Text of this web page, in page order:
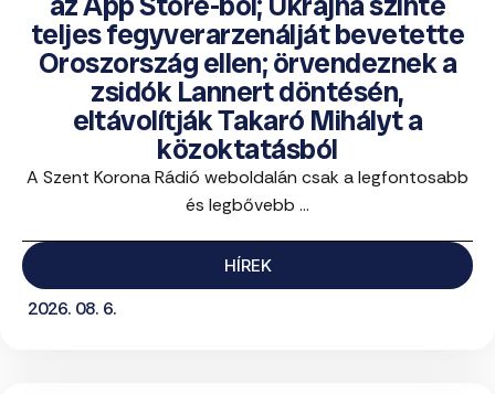
teljes fegyverarzenálját bevetette
Oroszország ellen; örvendeznek a
zsidók Lannert döntésén,
eltávolítják Takaró Mihályt a
közoktatásból
A Szent Korona Rádió weboldalán csak a legfontosabb
és legbővebb ...
HÍREK
2026. 08. 6.